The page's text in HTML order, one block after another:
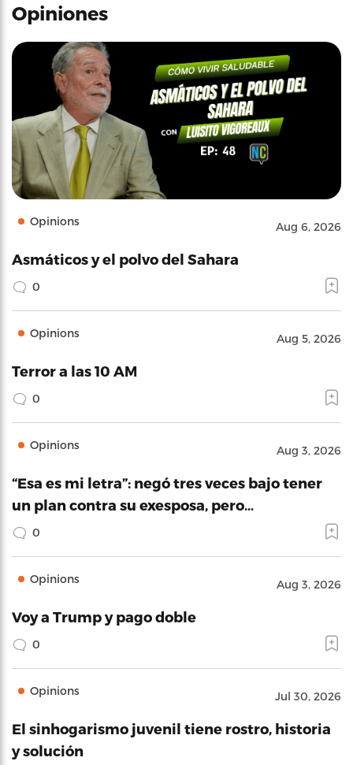
Opiniones
Opinions Aug 6, 2026
Asmáticos y el polvo del Sahara
0
Opinions Aug 5, 2026
Terror a las 10 AM
0
Opinions Aug 3, 2026
“Esa es mi letra”: negó tres veces bajo tener
un plan contra su exesposa, pero…
0
Opinions Aug 3, 2026
Voy a Trump y pago doble
0
Opinions Jul 30, 2026
El sinhogarismo juvenil tiene rostro, historia
y solución